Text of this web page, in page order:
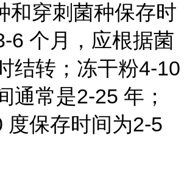
和穿刺菌种保存时
6 个月，应根据菌
结转；冻干粉4-10
通常是2-25 年；
度保存时间为2-5